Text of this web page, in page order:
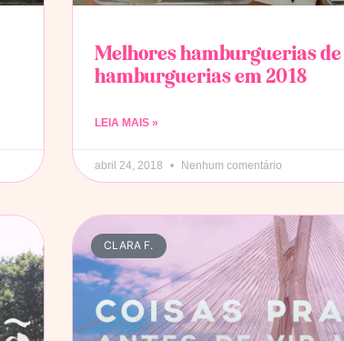
Melhores hamburguerias de
hamburguerias em 2018
LEIA MAIS »
abril 24, 2018 Nenhum comentário
CLARA F.